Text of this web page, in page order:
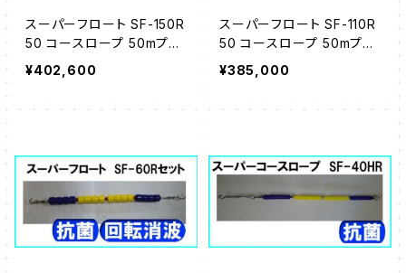
スーパーフロート SF-150R
50 コースロープ 50mプー
ル用
¥402,600
スーパーフロート SF-110R
50 コースロープ 50mプー
ル用
¥385,000